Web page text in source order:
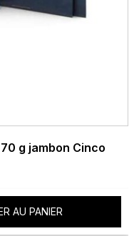
g jambon Cinco
AU PANIER